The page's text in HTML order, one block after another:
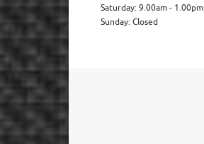
Saturday: 9.00am - 1.00pm
Sunday: Closed